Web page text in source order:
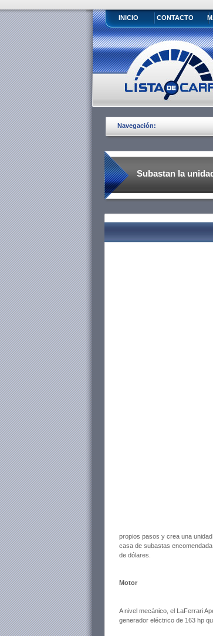
INICIO CONTACTO
Navegación:
Subastan la
propios pasos y crea una
casa de subastas
de dólares.
Motor
A nivel mecánico, el LaFerrari
generador eléctrico de 163 hp